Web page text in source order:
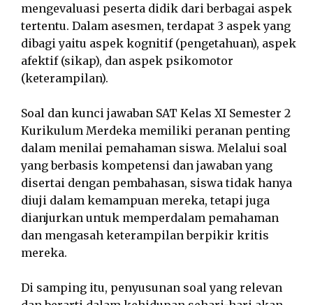
mengevaluasi peserta didik dari berbagai aspek
tertentu. Dalam asesmen, terdapat 3 aspek yang
dibagi yaitu aspek kognitif (pengetahuan), aspek
afektif (sikap), dan aspek psikomotor
(keterampilan).
Soal dan kunci jawaban SAT Kelas XI Semester 2
Kurikulum Merdeka memiliki peranan penting
dalam menilai pemahaman siswa. Melalui soal
yang berbasis kompetensi dan jawaban yang
disertai dengan pembahasan, siswa tidak hanya
diuji dalam kemampuan mereka, tetapi juga
dianjurkan untuk memperdalam pemahaman
dan mengasah keterampilan berpikir kritis
mereka.
Di samping itu, penyusunan soal yang relevan